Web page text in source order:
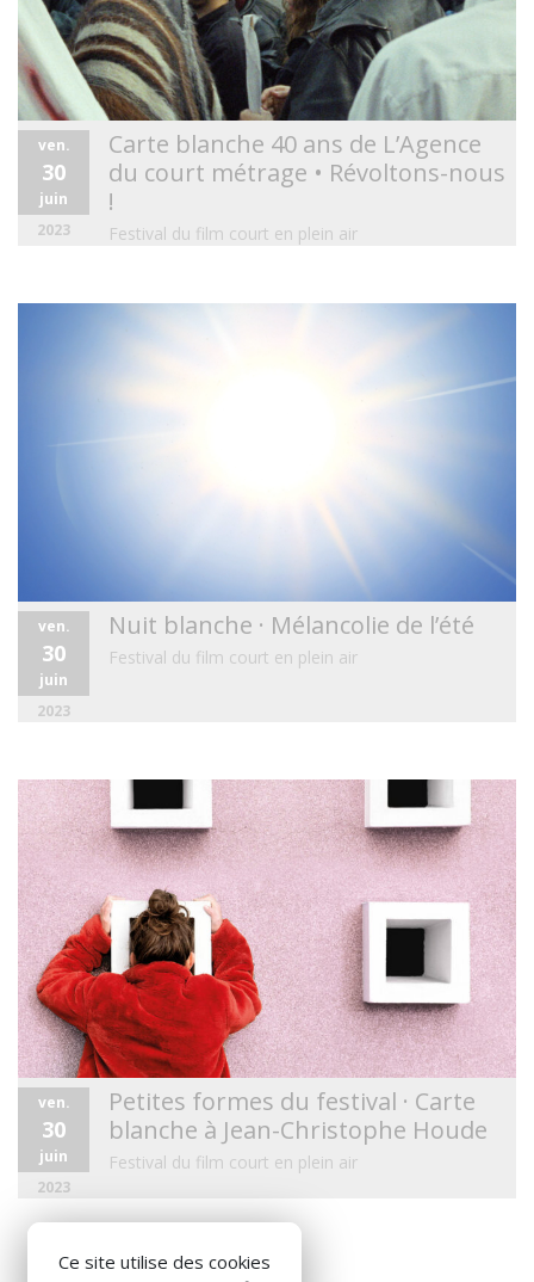
ven.
30
juin
2023
Carte blanche 40 ans de L’Agence
du court métrage • Révoltons-nous
!
Festival du film court en plein air
ven.
30
juin
2023
Nuit blanche · Mélancolie de l’été
Festival du film court en plein air
ven.
30
juin
2023
Petites formes du festival · Carte
blanche à Jean-Christophe Houde
Festival du film court en plein air
Ce site utilise des cookies